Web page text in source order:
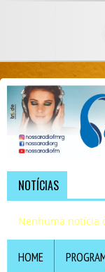
NOTÍCIAS
Nenhuma notícia
HOME